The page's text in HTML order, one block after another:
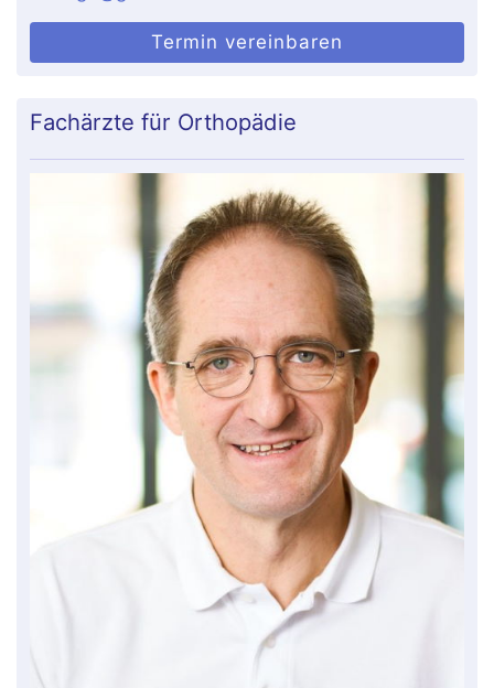
Termin vereinbaren
Fachärzte für Orthopädie